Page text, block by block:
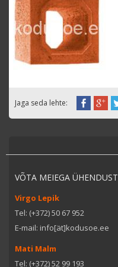
Jaga seda lehte:
VÕTA MEIEGA ÜHENDUST
Virgo Lepik
Tel: (+372) 50 67 952
E-mail: info[ät]kodusoe.ee
Mati Malm
Tel: (+372) 52 99 193